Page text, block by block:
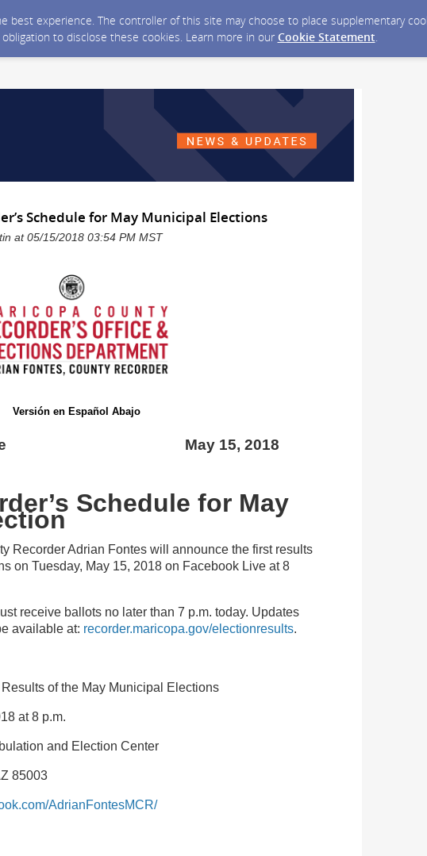
experience. The controller of this site may choose to place supplementary
to disclose these cookies. Learn more in our Cookie Statement.
Schedule for May Municipal Elections
at 05/15/2018 03:54 PM MST
Versión en Español Abajo
Release May 15, 2018
Schedule for May
Recorder Adrian Fontes will announce the first results
on Tuesday, May 15, 2018 on Facebook Live at 8
receive ballots no later than 7 p.m. today. Updates
available at: recorder.maricopa.gov/electionresults.
of the May Municipal Elections
at 8 p.m.
and Election Center
85003
AdrianFontesMCR/